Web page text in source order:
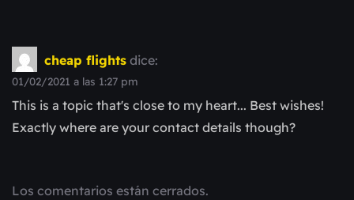
cheap flights dice:
01/02/2021 a las 1:27 pm
This is a topic that's close to my heart... Best wishes!
Exactly where are your contact details though?
Los comentarios están cerrados.